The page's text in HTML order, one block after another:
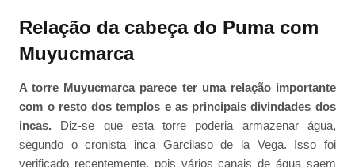
Relação da cabeça do Puma com
Muyucmarca
A torre Muyucmarca parece ter uma relação importante
com o resto dos templos e as principais divindades dos
incas. Diz-se que esta torre poderia armazenar água,
segundo o cronista inca Garcilaso de la Vega. Isso foi
verificado recentemente, pois vários canais de água saem